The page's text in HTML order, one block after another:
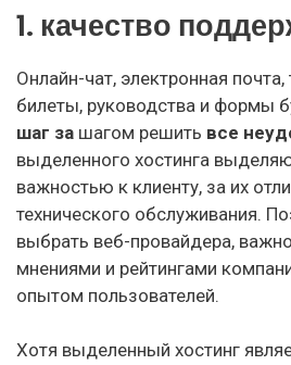
1. качество
Онлайн-чат, электронная
билеты, руководства и формы
шаг за шагом решить все
выделенного хостинга
важностью к клиенту, за их
технического обслуживания.
выбрать веб-провайдера,
мнениями и рейтингами
опытом пользователей.
Хотя выделенный хостинг